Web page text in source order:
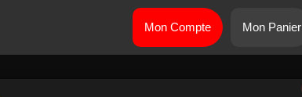
Mon Compte Mon Panier